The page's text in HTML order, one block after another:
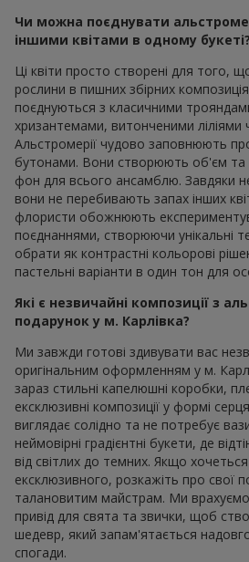
Чи можна поєднувати
іншими квітами в одному букеті?
Ці квіти просто створені для того,
рослини в пишних збірних
поєднуються з класичними
хризантемами, витонченими ліліями
Альстромерії чудово заповнюють
бутонами. Вони створюють об'єм та
фон для всього ансамблю. Завдяки
вони не перебивають запах інших
флористи обожнюють
поєднаннями, створюючи унікальні
обрати як контрастні кольорові
пастельні варіанти в один тон для
Які є незвичайні композиції з
подарунок у м. Карлівка?
Ми завжди готові здивувати вас
оригінальним оформленням у м.
зараз стильні капелюшні коробки,
ексклюзивні композиції у формі
виглядає солідно та не потребує
неймовірні градієнтні букети, де
від світлих до темних. Якщо
ексклюзивного, розкажіть про свої
талановитим майстрам. Ми
привід для свята та звички, щоб
шедевр, який запам'ятається
спогади.